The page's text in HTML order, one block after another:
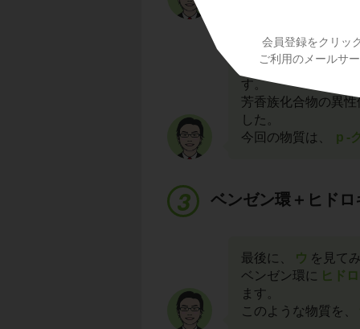
会員登録をクリッ
ご利用のメールサ
注意するのは、ク
す。
芳香族化合物の異性
した。
今回の物質は、
p -
ベンゼン環＋ヒド
最後に、 ウ を見て
ベンゼン環に
ヒド
ます。
このような物質を、